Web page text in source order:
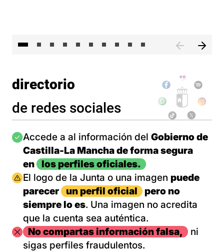
directorio
de redes sociales
Imagen
Accede a al información del Gobierno de
Castilla-La Mancha de forma segura
en
los perfiles oficiales.
Imagen
El logo de la Junta o una imagen puede
parecer
un perfil oficial
pero no
siempre lo es. Una imagen no acredita
que la cuenta sea auténtica.
ImagenNo compartas información falsa,
ni
sigas perfiles fraudulentos.